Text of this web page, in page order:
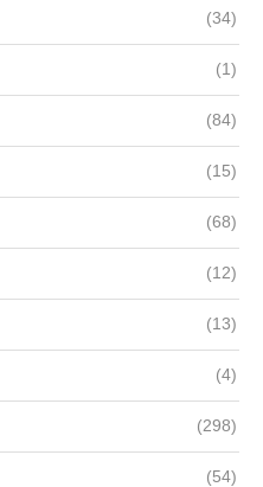
(34)
(1)
(84)
(15)
(68)
(12)
(13)
(4)
(298)
(54)